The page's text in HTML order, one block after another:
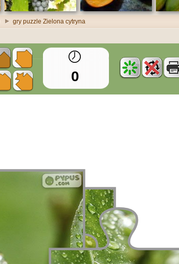
gry puzzle Zielona cytryna
0